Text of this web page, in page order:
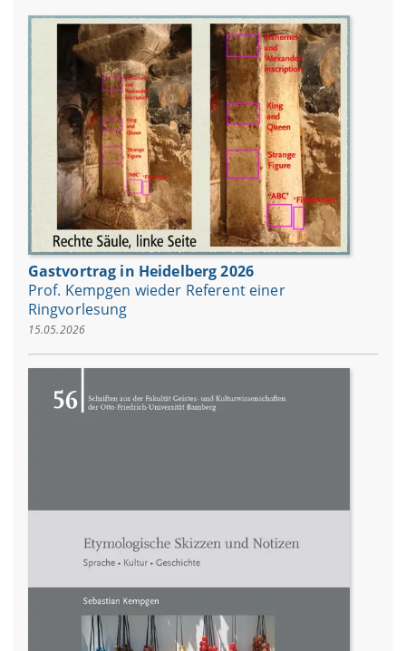
Gastvortrag in Heidelberg 2026
Prof. Kempgen wieder Referent einer
Ringvorlesung
15.05.2026